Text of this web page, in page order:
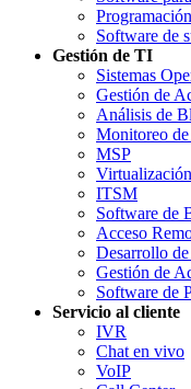
Software de
Gestión de TI
Sistemas
Gestión de
Análisis de
Monitoreo de
MSP
Virtualización
ITSM
Software de
Acceso
Desarrollo
Gestión de
Software de
Servicio al cliente
IVR
Chat en vivo
VoIP